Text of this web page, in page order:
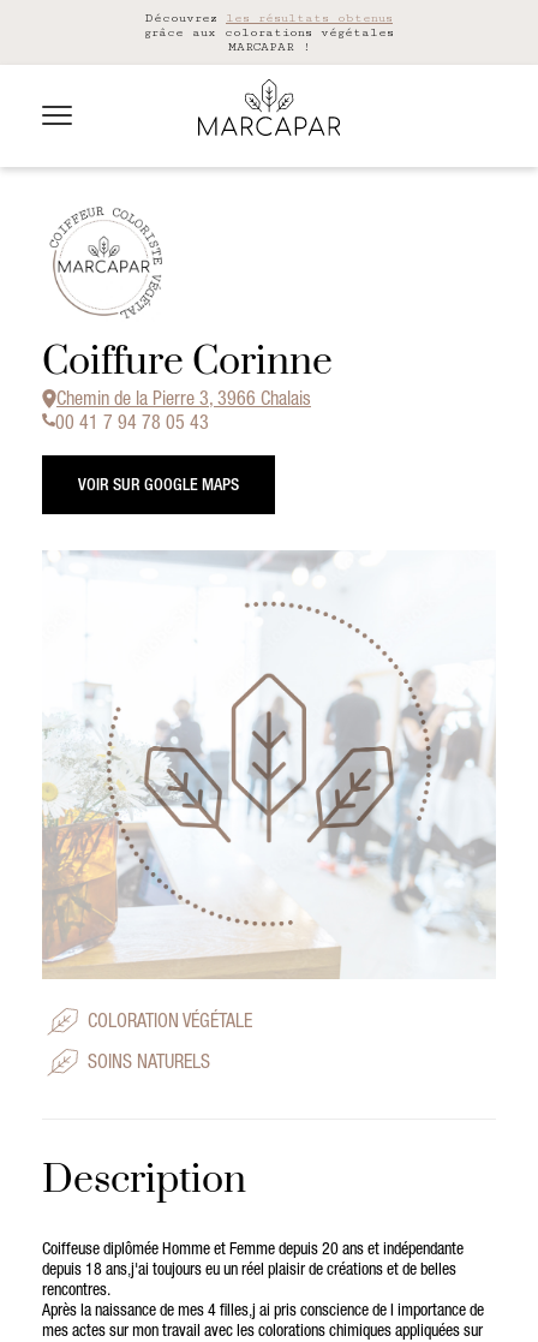
Découvrez les résultats obtenus
grâce aux colorations végétales
MARCAPAR !
Coiffure Corinne
Chemin de la Pierre 3, 3966 Chalais
00 41 7 94 78 05 43
VOIR SUR GOOGLE MAPS
COLORATION VÉGÉTALE
SOINS NATURELS
Description
Coiffeuse diplômée Homme et Femme depuis 20 ans et indépendante
depuis 18 ans,j'ai toujours eu un réel plaisir de créations et de belles
rencontres.
Après la naissance de mes 4 filles,j ai pris conscience de l importance de
mes actes sur mon travail avec les colorations chimiques appliquées sur